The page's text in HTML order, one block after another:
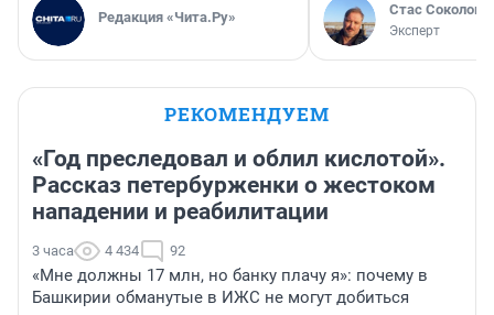
Редакция «Чита.Ру» Стас Соколов
Эксперт
РЕКОМЕНДУЕМ
«Год преследовал и облил кислотой».
Рассказ петербурженки о жестоком
нападении и реабилитации
3 часа 4 434 92
«Мне должны 17 млн, но банку плачу я»: почему в
Башкирии обманутые в ИЖС не могут добиться